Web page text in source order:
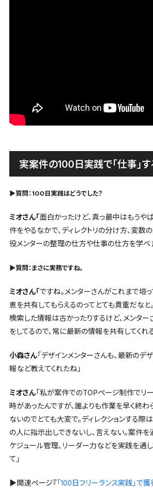
実案件の100日実践で「仕事」す
▶︎質問：100日実践はどうでした？
ミオさん「面白かったけど、真っ最中はもうや
件をやるなかで、ディレクトリの分け方、変数
役メンターの整理の仕方や仕事の仕方を学べ
▶︎質問：まさに実務ですね。
ミオさん「ですね。メンターさんがこれまで培
恵を共有してもらえるのってとても貴重だなと
検索した情報は古かったりするけど、メンタ
をしてるので、常に最新の情報を共有してくれる
小森さん「デザインメンターさんも、最新のデ
報など教えてくれたね」
ミオさん「私が案件でのTOPページ制作でリ
時があったんですが、誰よりも作業を早く終わ
ないのでとても大変で。ディレクションする際
の人に指示出しできないし、言えない。案件
ケジュール管理、リーダー力などを実践を通
て」
▶関連ページ『「100日フリーランス実践」で獲